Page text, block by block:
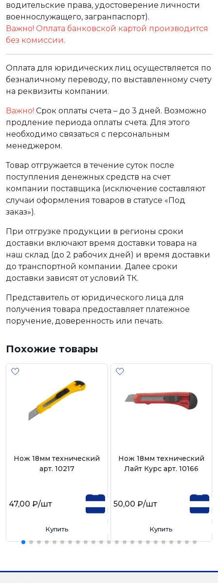
водительские права, удостоверение личности
военнослужащего, загранпаспорт).
Важно! Оплата банковской картой производится
без комиссии.
Оплата для юридических лиц осуществляется по
безналичному переводу, по выставленному счету
на реквизиты компании.
Важно! Срок оплаты счета – до 3 дней. Возможно
продление периода оплаты счета. Для этого
необходимо связаться с персональным
менеджером.
Товар отгружается в течение суток после
поступления денежных средств на счет
компании поставщика (исключение составляют
случаи оформления товаров в статусе «Под
заказ»).
При отгрузке продукции в регионы сроки
доставки включают время доставки товара на
наш склад (до 2 рабочих дней) и время доставки
до транспортной компании. Далее сроки
доставки зависят от условий ТК.
Представитель от юридического лица для
получения товара предоставляет платежное
поручение, доверенность или печать.
Похожие товары
Нож 18мм технический
арт. 10217
47,00 ₽/шт
Купить
Нож 18мм технический
Лайт Курс арт. 10166
50,00 ₽/шт
Купить